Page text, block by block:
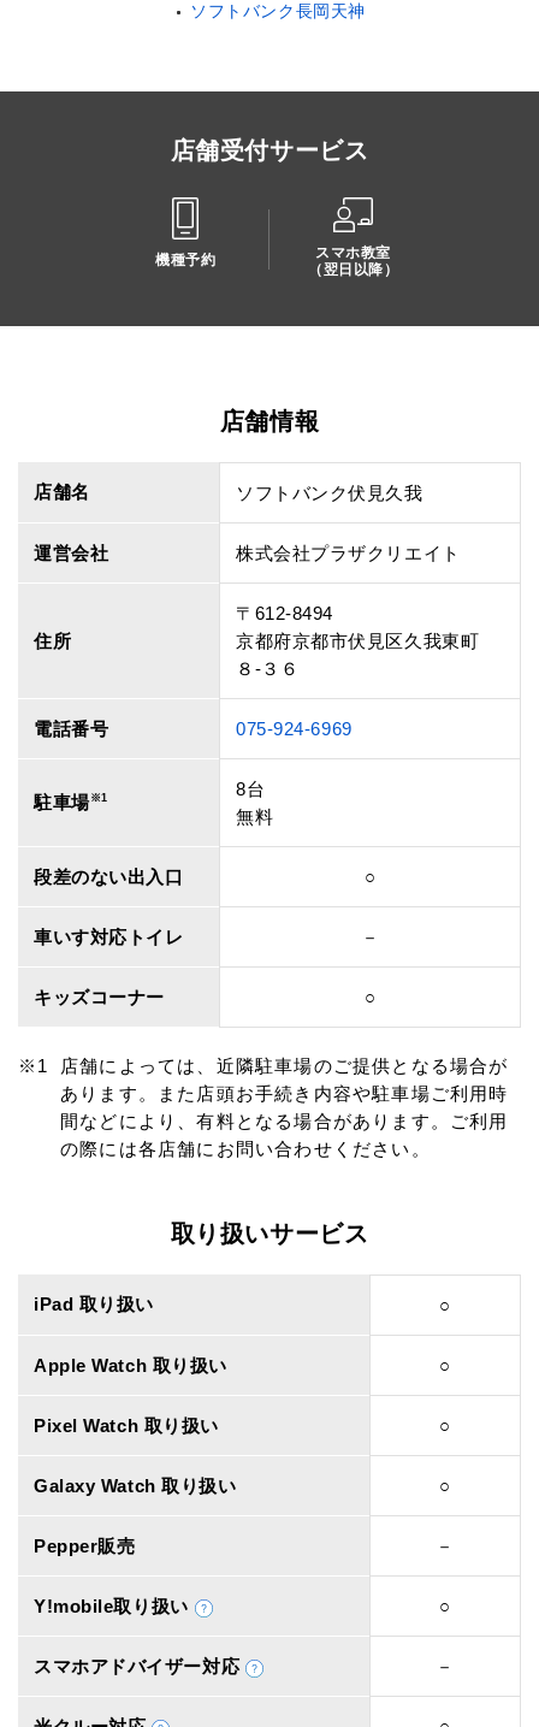
ソフトバンク長岡天神
店舗受付サービス
機種予約
スマホ教室
（翌日以降）
店舗情報
店舗名 ソフトバンク伏見久我
運営会社 株式会社プラザクリエイト
住所
〒612-8494
京都府京都市伏見区久我東町
８‐３６
電話番号 075-924-6969
駐車場※1
8台
無料
段差のない出入口 ○
車いす対応トイレ －
キッズコーナー ○
店舗によっては、近隣駐車場のご提供となる場合が
あります。また店頭お手続き内容や駐車場ご利用時
間などにより、有料となる場合があります。ご利用
の際には各店舗にお問い合わせください。
取り扱いサービス
iPad 取り扱い ○
Apple Watch 取り扱い ○
Pixel Watch 取り扱い ○
Galaxy Watch 取り扱い ○
Pepper販売 －
Y!mobile取り扱い ○
スマホアドバイザー対応 －